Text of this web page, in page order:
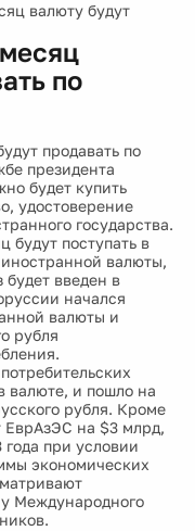
валюту будут
по
продавать по
президента
будет купить
удостоверение
государства.
будут поступать в
валюты,
введен в
начался
валюты и
рубля
валюте, и пошло на
рубля. Кроме
ЕврАзЭС на $3 млрд,
года при условии
экономических
Международного